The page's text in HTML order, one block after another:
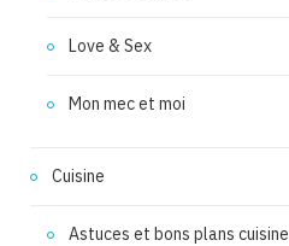
Love & Sex
Mon mec et moi
Cuisine
Astuces et bons plans cuisine